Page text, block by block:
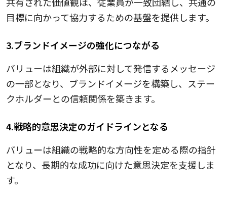
目標に向かって協力するための基盤を提供します。
3.ブランドイメージの強化につながる
バリューは組織が外部に対して発信するメッセージ
の一部となり、ブランドイメージを構築し、ステー
クホルダーとの信頼関係を築きます。
4.戦略的意思決定のガイドラインとなる
バリューは組織の戦略的な方向性を定める際の指針
となり、長期的な成功に向けた意思決定を支援しま
す。